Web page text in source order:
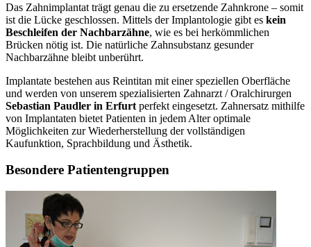
Das Zahnimplantat trägt genau die zu ersetzende Zahnkrone – somit
ist die Lücke geschlossen. Mittels der Implantologie gibt es kein
Beschleifen der Nachbarzähne, wie es bei herkömmlichen
Brücken nötig ist. Die natürliche Zahnsubstanz gesunder
Nachbarzähne bleibt unberührt.
Implantate bestehen aus Reintitan mit einer speziellen Oberfläche
und werden von unserem spezialisierten Zahnarzt / Oralchirurgen
Sebastian Paudler in Erfurt perfekt eingesetzt. Zahnersatz mithilfe
von Implantaten bietet Patienten in jedem Alter optimale
Möglichkeiten zur Wiederherstellung der vollständigen
Kaufunktion, Sprachbildung und Ästhetik.
Besondere Patientengruppen